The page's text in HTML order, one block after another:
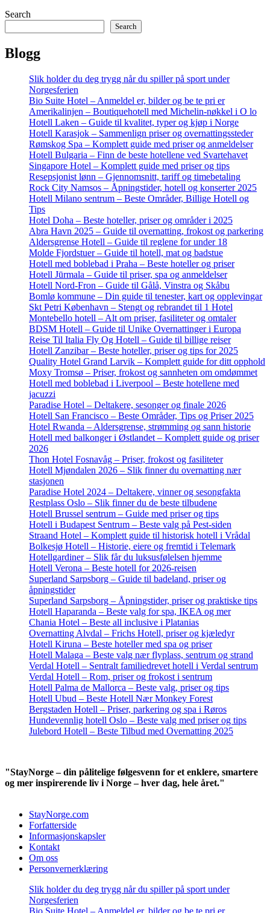
Search
Search
Blogg
Slik holder du deg trygg når du spiller på sport under
Norgesferien
Bio Suite Hotel – Anmeldel er, bilder og be te pri er
Amerikalinjen – Boutiquehotell med Michelin-nøkkel i O lo
Hotell Laken – Guide til kvalitet, typer og kjøp i Norge
Hotell Karasjok – Sammenlign priser og overnattingssteder
Rømskog Spa – Komplett guide med priser og anmeldelser
Hotell Bulgaria – Finn de beste hotellene ved Svartehavet
Singapore Hotel – Komplett guide med priser og tips
Resepsjonist lønn – Gjennomsnitt, tariff og timebetaling
Rock City Namsos – Åpningstider, hotell og konserter 2025
Hotell Milano sentrum – Beste Områder, Billige Hotell og
Tips
Hotel Doha – Beste hoteller, priser og områder i 2025
Abra Havn 2025 – Guide til overnatting, frokost og parkering
Aldersgrense Hotell – Guide til reglene for under 18
Molde Fjordstuer – Guide til hotell, mat og badstue
Hotell med boblebad i Praha – Beste hoteller og priser
Hotell Jūrmala – Guide til priser, spa og anmeldelser
Hotell Nord-Fron – Guide til Gålå, Vinstra og Skåbu
Bomlø kommune – Din guide til tenester, kart og opplevingar
Skt Petri København – Stengt og rebrandet til 1 Hotel
Montebello hotell – Alt om priser, fasiliteter og omtaler
BDSM Hotell – Guide til Unike Overnattinger i Europa
Reise Til Italia Fly Og Hotell – Guide til billige reiser
Hotell Zanzibar – Beste hoteller, priser og tips for 2025
Quality Hotel Grand Larvik – Komplett guide for ditt opphold
Moxy Tromsø – Priser, frokost og sannheten om omdømmet
Hotell med boblebad i Liverpool – Beste hotellene med
jacuzzi
Paradise Hotel – Deltakere, sesonger og finale 2026
Hotell San Francisco – Beste Områder, Tips og Priser 2025
Hotel Rwanda – Aldersgrense, strømming og sann historie
Hotell med balkonger i Østlandet – Komplett guide og priser
2026
Thon Hotel Fosnavåg – Priser, frokost og fasiliteter
Hotell Mjøndalen 2026 – Slik finner du overnatting nær
stasjonen
Paradise Hotel 2024 – Deltakere, vinner og sesongfakta
Restplass Oslo – Slik finner du de beste tilbudene
Hotell Brussel sentrum – Guide med priser og tips
Hotell i Budapest Sentrum – Beste valg på Pest-siden
Straand Hotel – Komplett guide til historisk hotell i Vrådal
Bolkesjø Hotell – Historie, eiere og fremtid i Telemark
Hotellgardiner – Slik får du luksusfølelsen hjemme
Hotell Verona – Beste hotell for 2026-reisen
Superland Sarpsborg – Guide til badeland, priser og
åpningstider
Superland Sarpsborg – Åpningstider, priser og praktiske tips
Hotell Haparanda – Beste valg for spa, IKEA og mer
Chania Hotel – Beste all inclusive i Platanias
Overnatting Alvdal – Frichs Hotell, priser og kjæledyr
Hotell Kiruna – Beste hoteller med spa og priser
Hotell Malaga – Beste valg nær flyplass, sentrum og strand
Verdal Hotell – Sentralt familiedrevet hotell i Verdal sentrum
Verdal Hotell – Rom, priser og frokost i sentrum
Hotell Palma de Mallorca – Beste valg, priser og tips
Hotell Ubud – Beste Hotell Nær Monkey Forest
Bergstaden Hotell – Priser, parkering og spa i Røros
Hundevennlig hotell Oslo – Beste valg med priser og tips
Julebord Hotell – Beste Tilbud med Overnatting 2025
"StayNorge – din pålitelige følgesvenn for et enklere, smartere
og mer inspirerende liv i Norge – hver dag, hele året."
StayNorge.com
Forfatterside
Informasjonskapsler
Kontakt
Om oss
Personvernerklæring
Slik holder du deg trygg når du spiller på sport under
Norgesferien
Bio Suite Hotel – Anmeldel er, bilder og be te pri er